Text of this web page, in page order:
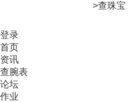
>查珠宝
登录
首页
资讯
查腕表
论坛
作业